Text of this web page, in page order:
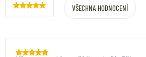
VŠECHNA HODNOCENÍ